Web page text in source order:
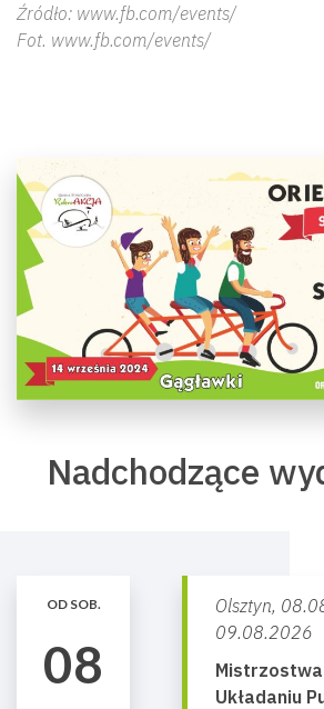
Źródło: www.fb.com/events/
Fot. www.fb.com/events/
Nadchodzące
OD SOB.
08
Olsztyn,
09.08.2026
Układaniu